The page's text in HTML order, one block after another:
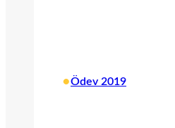
•Ödev 2019